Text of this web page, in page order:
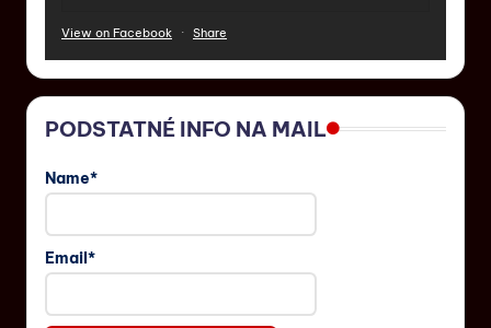
View on Facebook · Share
PODSTATNÉ INFO NA MAIL
Name*
Email*